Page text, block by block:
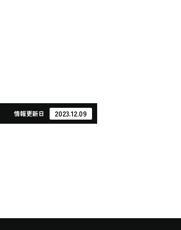
情報更新日 2023.12.09